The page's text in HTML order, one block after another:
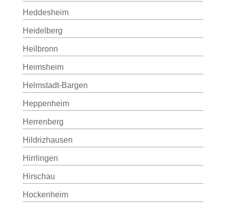
Heddesheim
Heidelberg
Heilbronn
Heimsheim
Helmstadt-Bargen
Heppenheim
Herrenberg
Hildrizhausen
Hirrlingen
Hirschau
Hockenheim